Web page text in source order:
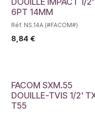
6PT 14MM
Réf. NS.14A (#FACOM#)
8,84 €
FACOM SXM.55
DOUILLE-TVIS 1/2'
T55